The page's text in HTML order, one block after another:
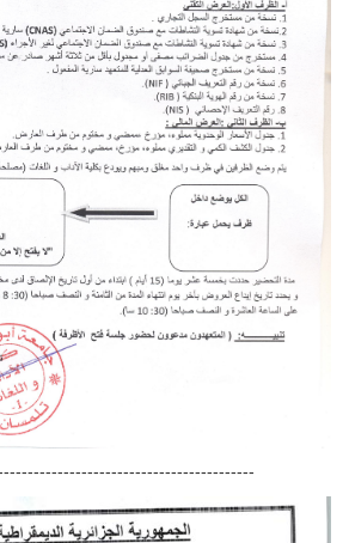
----------------------------------------------------------